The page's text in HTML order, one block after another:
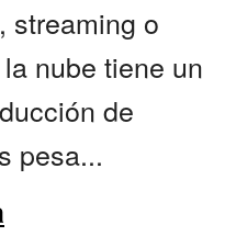
streaming o
nube tiene un
de
pesa...